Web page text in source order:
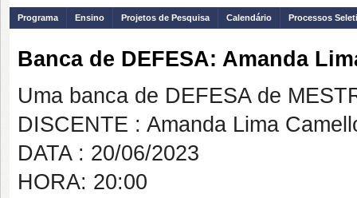
Programa Ensino Projetos de Pesquisa Calendário Processos
Banca de DEFESA: Amanda
Uma banca de DEFESA de
DISCENTE : Amanda Lima
DATA : 20/06/2023
HORA: 20:00